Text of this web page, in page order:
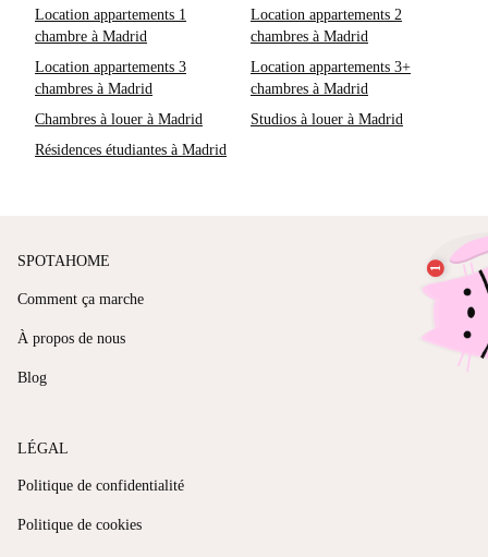
Location appartements 1
chambre à Madrid
Location appartements 2
chambres à Madrid
Location appartements 3
chambres à Madrid
Location appartements 3+
chambres à Madrid
Chambres à louer à Madrid
Studios à louer à Madrid
Résidences étudiantes à Madrid
SPOTAHOME
Comment ça marche
À propos de nous
Blog
LÉGAL
Politique de confidentialité
Politique de cookies